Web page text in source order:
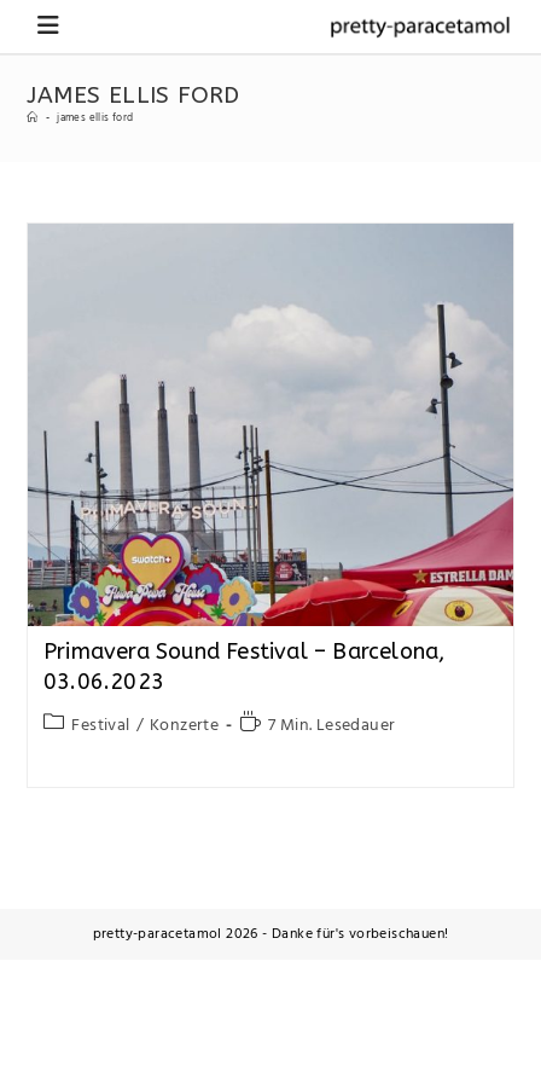
JAMES ELLIS FORD
- james ellis ford
Primavera Sound Festival – Barcelona,
03.06.2023
Festival / Konzerte 7 Min. Lesedauer
pretty-paracetamol 2026 - Danke für's vorbeischauen!